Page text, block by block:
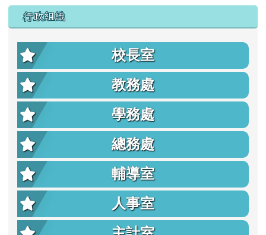
行政組織
校長室
教務處
學務處
總務處
輔導室
人事室